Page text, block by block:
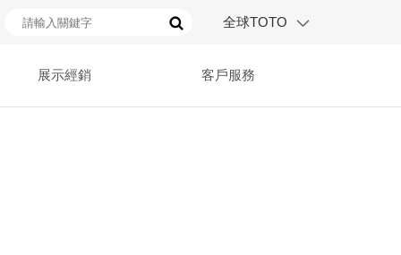
全球TOTO
展示經銷 客戶服務